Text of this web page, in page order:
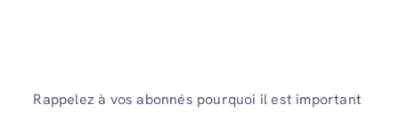
Rappelez à vos abonnés pourquoi il est important